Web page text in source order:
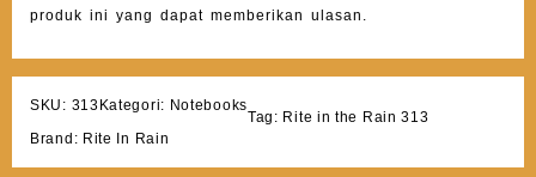
produk ini yang dapat memberikan ulasan.
SKU: 313 Kategori: Notebooks
Tag: Rite in the Rain 313
Brand: Rite In Rain